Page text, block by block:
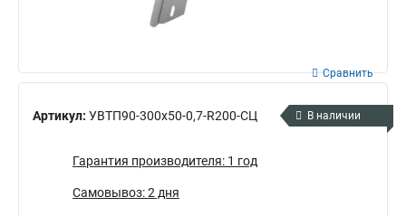
Артикул: УВТП90-300х50-0,7-R200-СЦ
Сравнить
В наличии
Гарантия производителя: 1 год
Самовывоз: 2 дня